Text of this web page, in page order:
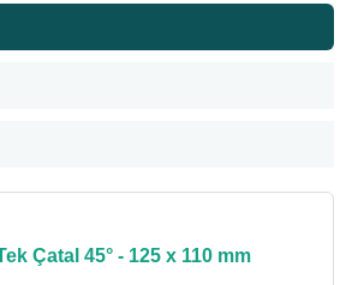
Çatal 45° - 125 x 110 mm